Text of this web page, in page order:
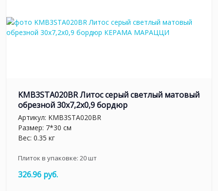
KMB3STA020BR Литос серый светлый матовый
обрезной 30x7,2x0,9 бордюр
Артикул: KMB3STA020BR
Размер: 7*30 см
Вес: 0.35 кг
Плиток в упаковке: 20шт
326.96 руб.